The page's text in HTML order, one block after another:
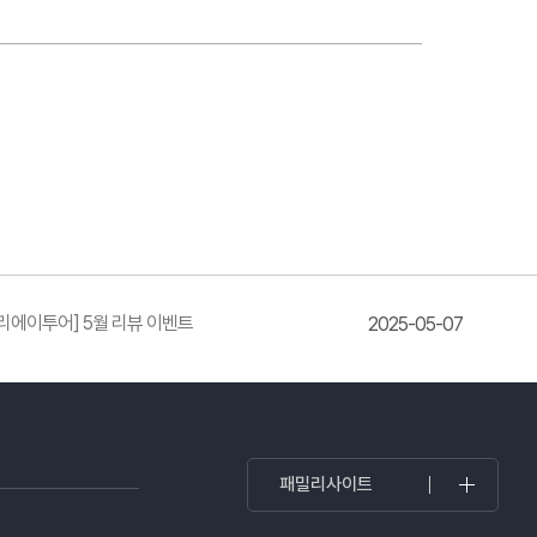
에이투어] 5월 리뷰 이벤트 2025-05-07
패밀리사이트